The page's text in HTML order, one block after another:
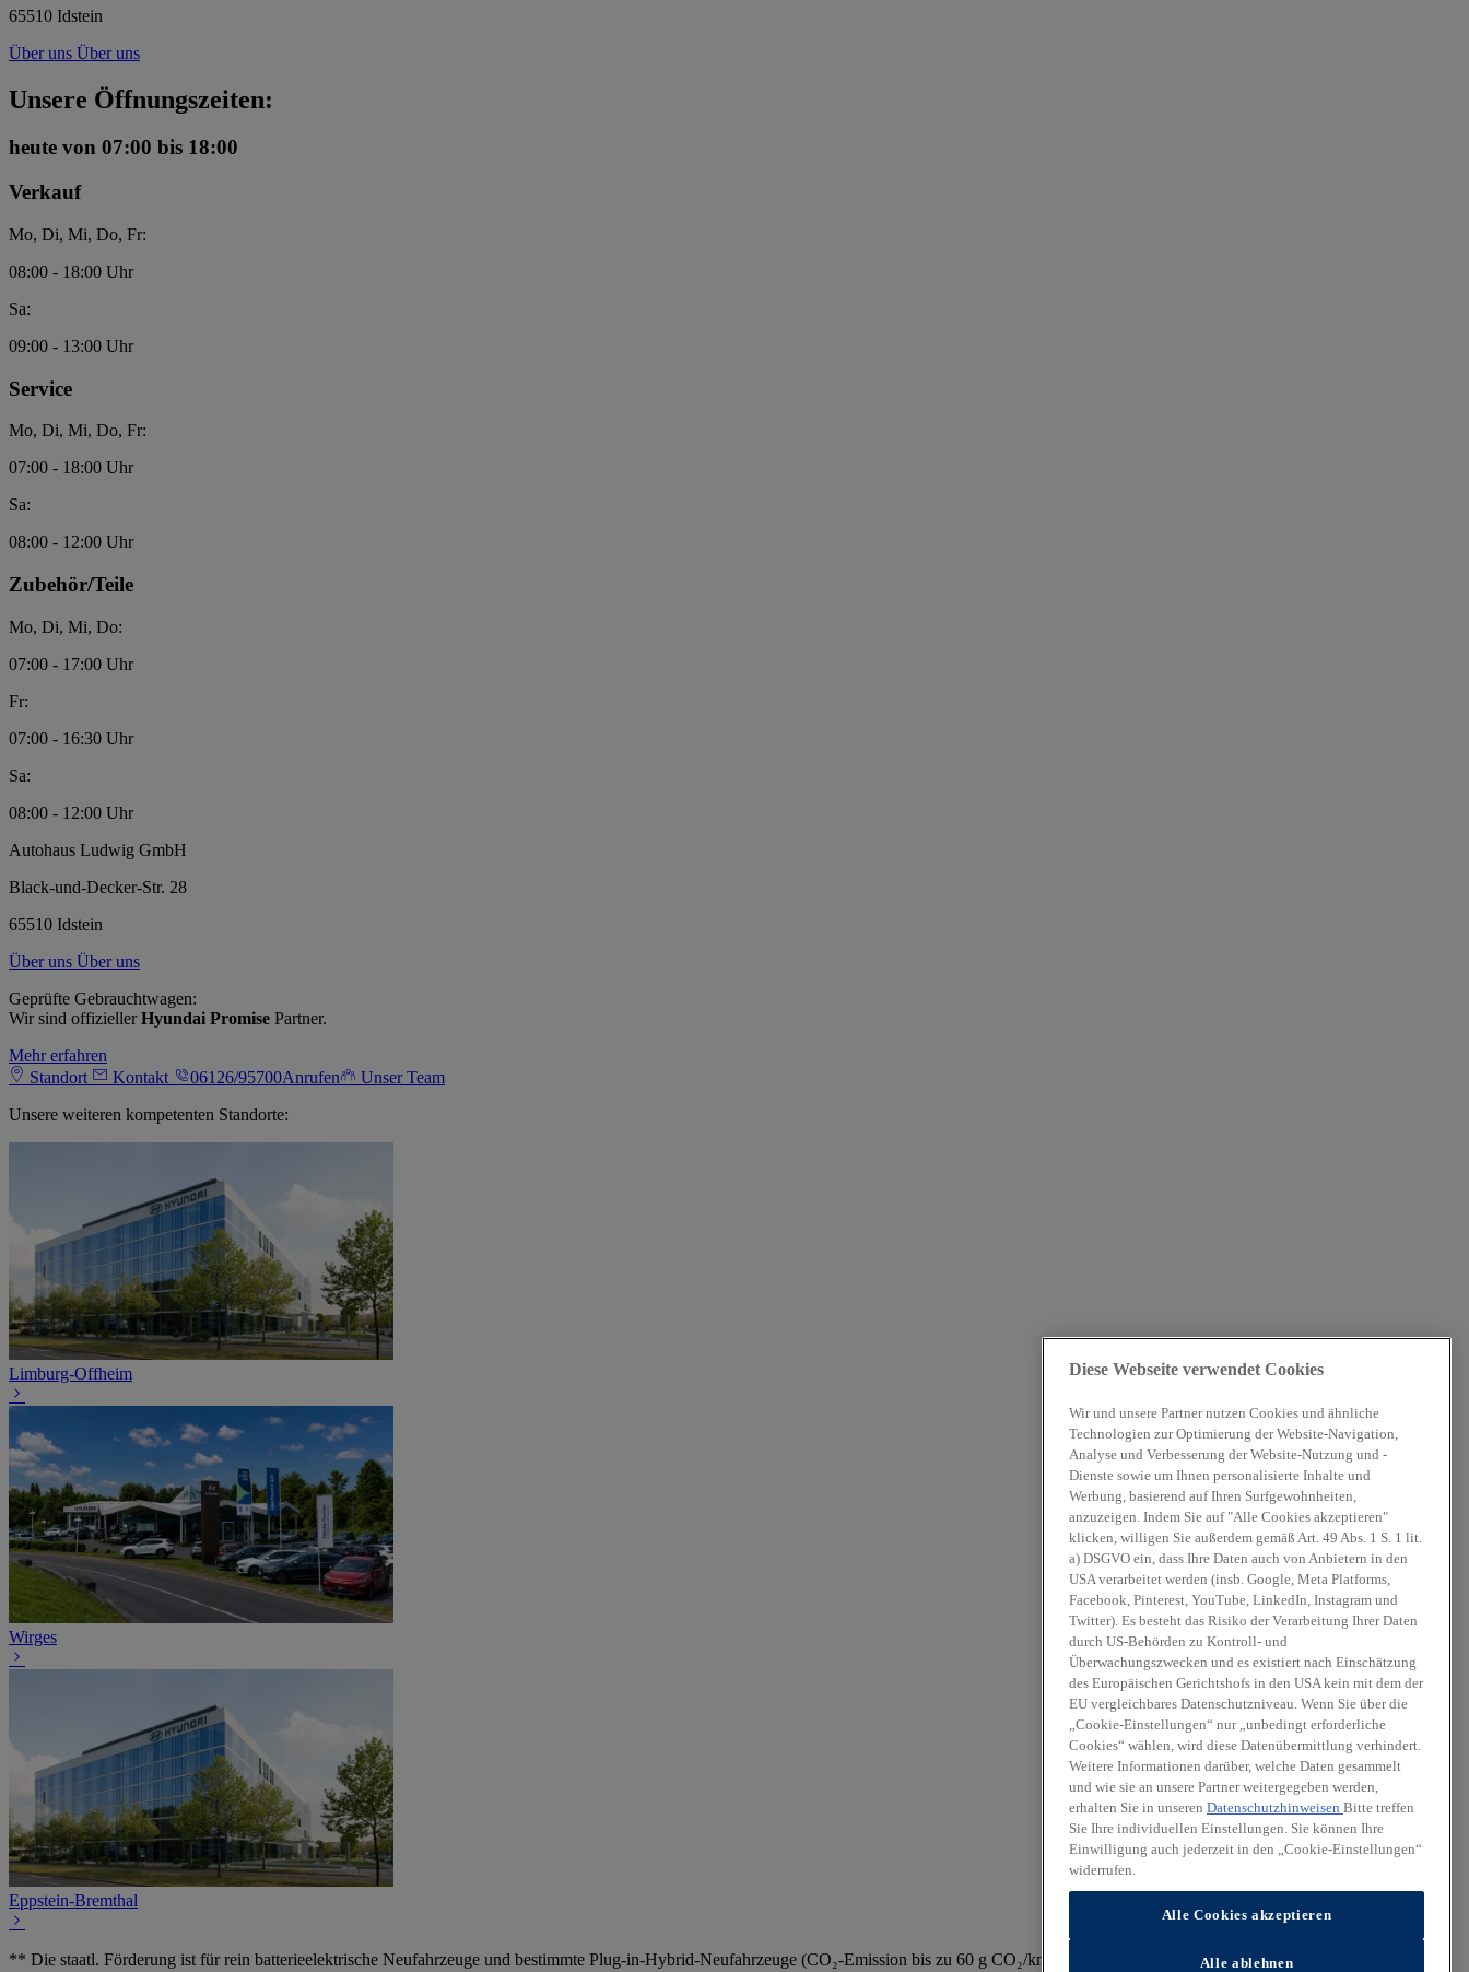
65510 Idstein
Über uns Über uns
Unsere Öffnungszeiten:
heute von 07:00 bis 18:00
Verkauf
Mo, Di, Mi, Do, Fr:
08:00 - 18:00 Uhr
Sa:
09:00 - 13:00 Uhr
Service
Mo, Di, Mi, Do, Fr:
07:00 - 18:00 Uhr
Sa:
08:00 - 12:00 Uhr
Zubehör/Teile
Mo, Di, Mi, Do:
07:00 - 17:00 Uhr
Fr:
07:00 - 16:30 Uhr
Sa:
08:00 - 12:00 Uhr
Autohaus Ludwig GmbH
Black-und-Decker-Str. 28
65510 Idstein
Über uns Über uns
Geprüfte Gebrauchtwagen:
Wir sind offiziellerHyundai Promise Partner.
Mehr erfahren
Standort
Kontakt 06126/95700Anrufen
Unser Team
Unsere weiteren kompetenten Standorte:
Limburg-Offheim
Wirges
Eppstein-Bremthal
** Die staatl. Förderung ist für rein batterieelektrische Neufahrzeuge und bestimmte Plug-in-Hybrid-Neufahrzeuge (CO₂-Emission bis zu 60 g CO₂/km (Typgenehmigungswert) oder elektrische Reichweite
Diese Webseite verwendet Cookies
Wir und unsere Partner nutzen Cookies und ähnliche
Technologien zur Optimierung der Website-Navigation,
Analyse und Verbesserung der Website-Nutzung und -
Dienste sowie um Ihnen personalisierte Inhalte und
Werbung, basierend auf Ihren Surfgewohnheiten,
anzuzeigen. Indem Sie auf "Alle Cookies akzeptieren"
klicken, willigen Sie außerdem gemäß Art. 49 Abs. 1 S. 1 lit.
a) DSGVO ein, dass Ihre Daten auch von Anbietern in den
USA verarbeitet werden (insb. Google, Meta Platforms,
Facebook, Pinterest, YouTube, LinkedIn, Instagram und
Twitter). Es besteht das Risiko der Verarbeitung Ihrer Daten
durch US-Behörden zu Kontroll- und
Überwachungszwecken und es existiert nach Einschätzung
des Europäischen Gerichtshofs in den USA kein mit dem der
EU vergleichbares Datenschutzniveau. Wenn Sie über die
„Cookie-Einstellungen“ nur „unbedingt erforderliche
Cookies“ wählen, wird diese Datenübermittlung verhindert.
Weitere Informationen darüber, welche Daten gesammelt
und wie sie an unsere Partner weitergegeben werden,
erhalten Sie in unseren Datenschutzhinweisen Bitte treffen
Sie Ihre individuellen Einstellungen. Sie können Ihre
Einwilligung auch jederzeit in den „Cookie-Einstellungen“
widerrufen.
Alle Cookies akzeptieren
Alle ablehnen